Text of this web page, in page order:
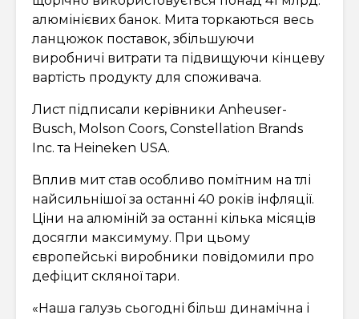
алюмінієвих банок. Мита торкаються весь
ланцюжок поставок, збільшуючи
виробничі витрати та підвищуючи кінцеву
вартість продукту для споживача.
Лист підписали керівники Anheuser-
Busch, Molson Coors, Constellation Brands
Inc. та Heineken USA.
Вплив мит став особливо помітним на тлі
найсильнішої за останні 40 років інфляції.
Ціни на алюміній за останні кілька місяців
досягли максимуму. При цьому
європейські виробники повідомили про
дефіцит скляної тари.
«Наша галузь сьогодні більш динамічна і